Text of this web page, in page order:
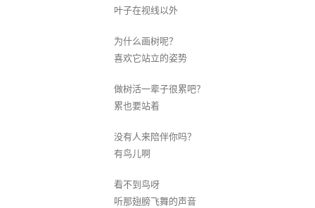
叶子在视线以外
为什么画树呢？
喜欢它站立的姿势
做树活一辈子很累吧？
累也要站着
没有人来陪伴你吗？
有鸟儿啊
看不到鸟呀
听那翅膀飞舞的声音